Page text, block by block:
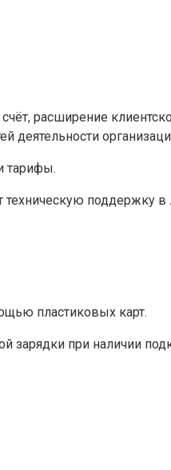
расширение
деятельности
тарифы.
техническую поддержку
пластиковых карт.
зарядки при наличии